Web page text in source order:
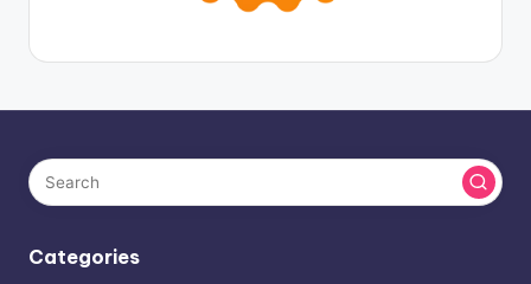
Categories